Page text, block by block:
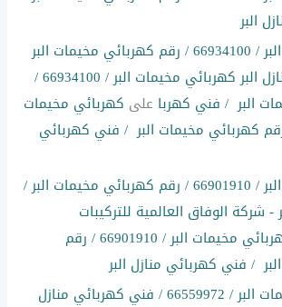
البر
كهربائي مخيمات البر / 66934100 / رقم كهربائي مخيمات البر
/ فني كهربائي منازل البر كهربائي مخيمات البر / 66934100 /
البر / فني كهربا على كهربائي مخيمات
/ 66901910 / رقم كهربائي مخيمات البر / فني كهربائي
كهربائي مخيمات البر / 66901910 / رقم كهربائي مخيمات البر /
- شركة الوفاق العالمية للتركيبات
كهربائي مخيمات البر / 66901910 / رقم
/ فني كهربائي منازل البر
رقم كهربائي مخيمات البر / 66559972 / فني كهربائي منازل